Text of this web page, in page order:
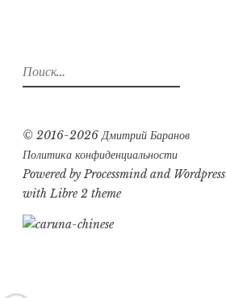
Найти:
© 2016-2026 Дмитрий Баранов
Политика конфиденциальности
Powered by Processmindand Wordpress
with Libre 2 theme